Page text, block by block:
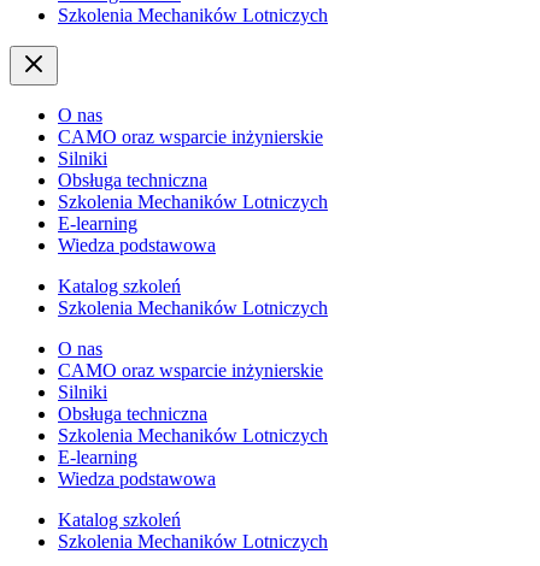
Szkolenia Mechaników Lotniczych
O nas
CAMO oraz wsparcie inżynierskie
Silniki
Obsługa techniczna
Szkolenia Mechaników Lotniczych
E-learning
Wiedza podstawowa
Katalog szkoleń
Szkolenia Mechaników Lotniczych
O nas
CAMO oraz wsparcie inżynierskie
Silniki
Obsługa techniczna
Szkolenia Mechaników Lotniczych
E-learning
Wiedza podstawowa
Katalog szkoleń
Szkolenia Mechaników Lotniczych